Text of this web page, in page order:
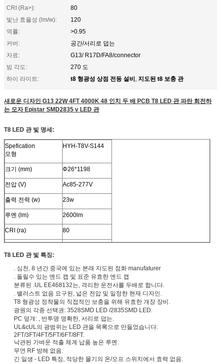
CRI (Ra>):
80
빛난 효율성 (lm/w):
120
역률:
>0.95
커버:
공간/서리로 덥는
자료:
G13/ R17D/FA8/connector
빔 각도:
270 도
하이 라이트:
t8 형광성 상점 전등 설비, 지도된 t8 보충 관
새로운 디자인 G13 22W 4FT 4000K 48 인치 두 배 PCB T8 LED 관 파란 회전하
는 모자 Epistar SMD2835 v LED 관
T8 LED 관 빛 명세:
Spefication
모형
HYH-T8V-S144
크기 (mm) Φ26*1198
전압 (V) Ac85-277V
출력 전력 (w) 23w
루멘 (lm) 2600lm
CRI (ra) 80
LED 양 (PC) 144pcs
포장 (cm) 126*23*24
PC/ctn 25
T8 LED 관 빛 특징:
. 심천, 8 년간 중국에 있는 본래 지도된 점화 manufaturer
. 돌릴수 있는 엔드 캡 및 표준 유효한 엔드 캡
분류된 .UL EE468132는, 격리한 운전사를 두배로 합니다.
. 밸러스트 없음 요구된, 넓은 전압 및 일정한 현재 디자인.
T8 형광성 정착물의 직접적인 보충을 위해 유효한 개장 장비.
광원의 각종 선택권: 3528SMD LED /2835SMD LED.
PC 덮개: , 반투명 명확한, 서리로 덥는.
UL&cUL의 광범위는 LED 관을 목록으로 만들었습니다:
2FT/3FT/4FT/5FT/6FT/8FT.
낙관된 가벼운 적출 체계 납품 높은 루멘.
무연 RF 방해 없음.
긴 일생 - LED 특징, 적당한 몰기의 온/오프 스위치에서 효력 없음.